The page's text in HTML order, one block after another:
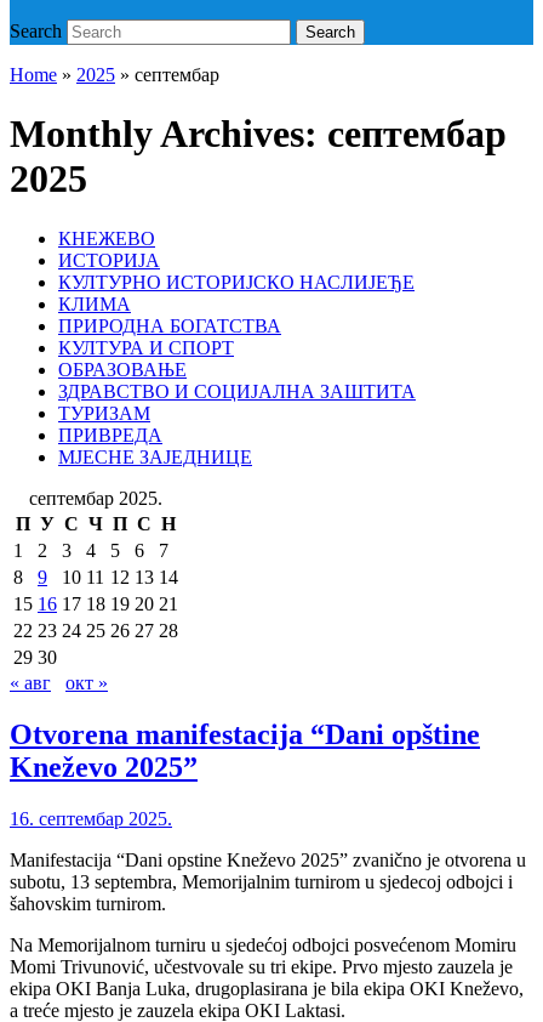
Search Search
Home » 2025 » септембар
Monthly Archives: септембар
2025
КНЕЖЕВО
ИСТОРИЈА
КУЛТУРНО ИСТОРИЈСКО НАСЛИЈЕЂЕ
КЛИМА
ПРИРОДНА БОГАТСТВА
КУЛТУРА И СПОРТ
ОБРАЗОВАЊЕ
ЗДРАВСТВО И СОЦИЈАЛНА ЗАШТИТА
ТУРИЗАМ
ПРИВРЕДА
МЈЕСНЕ ЗАЈЕДНИЦЕ
септембар 2025.
П У С Ч П С Н
1
2 3 4 5 6
7
8
9 10 11 12 13 14
15 16 17 18 19 20 21
22 23 24 25 26 27 28
29 30
« авг
окт »
Otvorena manifestacija “Dani opštine
Kneževo 2025”
16. септембар 2025.
Manifestacija “Dani opstine Kneževo 2025” zvanično je otvorena u
subotu, 13 septembra, Memorijalnim turnirom u sjedecoj odbojci i
šahovskim turnirom.
Na Memorijalnom turniru u sjedećoj odbojci posvećenom Momiru
Momi Trivunović, učestvovale su tri ekipe. Prvo mjesto zauzela je
ekipa OKI Banja Luka, drugoplasirana je bila ekipa OKI Kneževo,
a treće mjesto je zauzela ekipa OKI Laktasi.